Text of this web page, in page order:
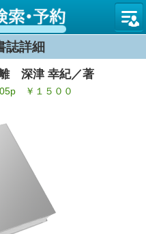
図書館
誌詳細
深津 幸紀／著
￥１５００